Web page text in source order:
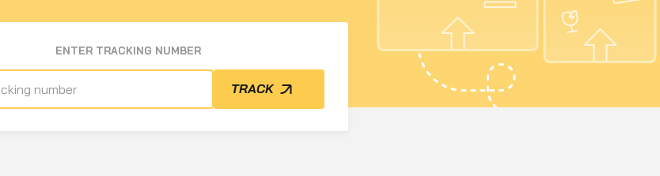
ENTER TRACKING NUMBER
TRACK